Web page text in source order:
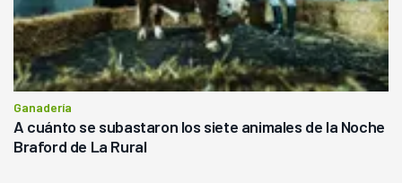
Ganadería
A cuánto se subastaron los siete animales de la Noche
Braford de La Rural